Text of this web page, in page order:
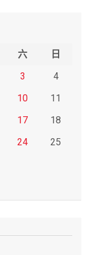
六
日
3
4
10
11
17
18
24
25